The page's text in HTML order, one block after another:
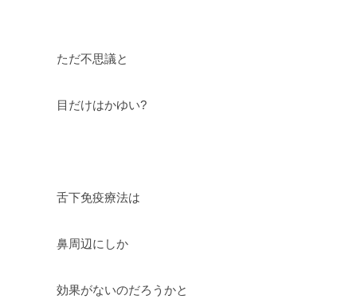
ただ不思議と
目だけはかゆい?
舌下免疫療法は
鼻周辺にしか
効果がないのだろうかと